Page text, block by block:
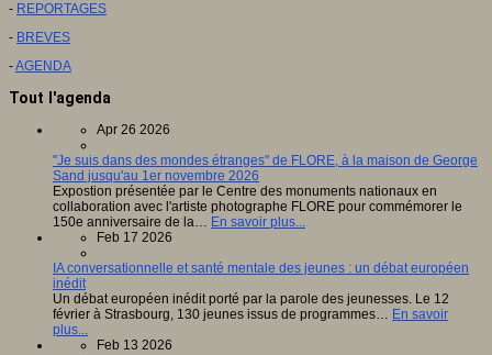
- REPORTAGES
- BREVES
-AGENDA
Tout l'agenda
Apr 26 2026
"Je suis dans des mondes étranges" de FLORE, à la maison de George
Sand jusqu'au 1er novembre 2026
Expostion présentée par le Centre des monuments nationaux en
collaboration avec l'artiste photographe FLORE pour commémorer le
150e anniversaire de la… En savoir plus...
Feb 17 2026
IA conversationnelle et santé mentale des jeunes : un débat européen
inédit
Un débat européen inédit porté par la parole des jeunesses. Le 12
février à Strasbourg, 130 jeunes issus de programmes… En savoir
plus...
Feb 13 2026